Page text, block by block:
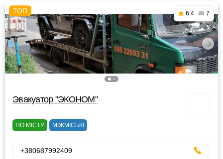
6.4 7
Эвакуатор "ЭКОНОМ"
ПО МІСТУ МІЖМІСЬКІ
+380687992409